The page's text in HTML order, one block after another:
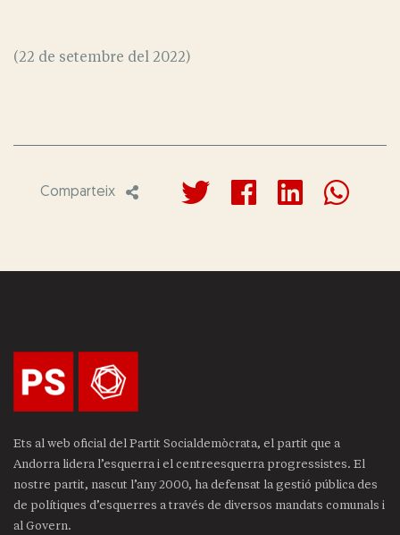
(22 de setembre del 2022)
Comparteix
Ets al web oficial del Partit Socialdemòcrata, el partit que a
Andorra lidera l’esquerra i el centreesquerra progressistes. El
nostre partit, nascut l’any 2000, ha defensat la gestió pública des
de polítiques d’esquerres a través de diversos mandats comunals i
al Govern.